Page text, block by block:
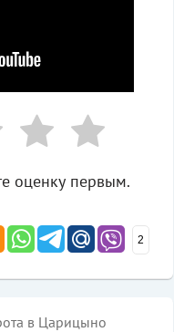
оценку первым.
2
в Царицыно